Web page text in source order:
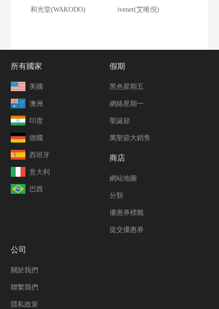
和光堂(WAKODO) ivenet(艾唯倪)
所有國家
美國
澳洲
印度
德國
西班牙
意大利
巴西
假期
黑色星期五
網絡星期一
聖誕節
萬聖節大銷售
商店
網站地圖
分類
優惠券標籤
提交優惠券
公司
關於我們
聯繫我們
隱私政策